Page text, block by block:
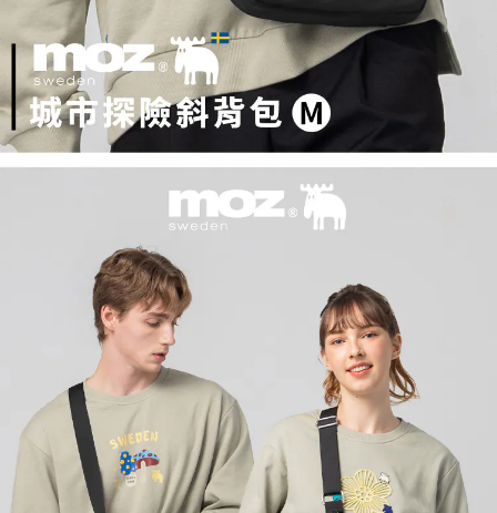
恩沛科技股份有限公司將有權停止該用戶之使用額度並採取法律行動。